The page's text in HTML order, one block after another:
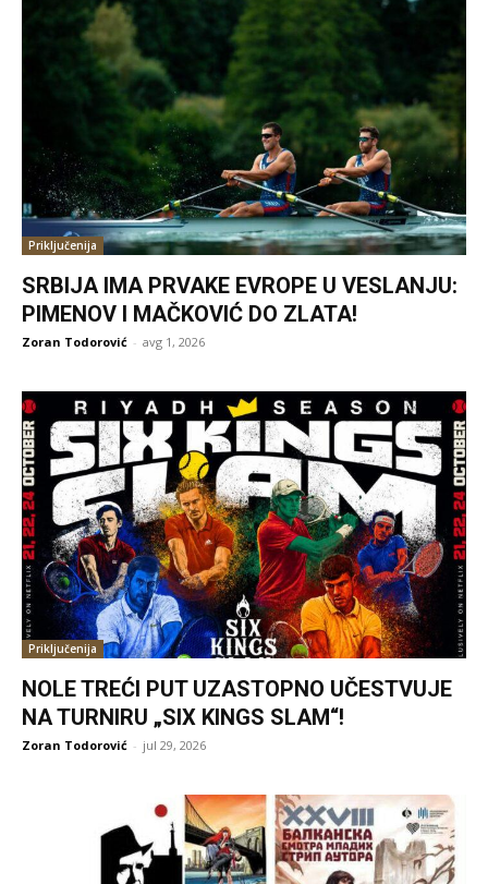
Priključenija
SRBIJA IMA PRVAKE EVROPE U VESLANJU:
PIMENOV I MAČKOVIĆ DO ZLATA!
Zoran Todorović - avg 1, 2026
Priključenija
NOLE TREĆI PUT UZASTOPNO UČESTVUJE
NA TURNIRU „SIX KINGS SLAM“!
Zoran Todorović - jul 29, 2026